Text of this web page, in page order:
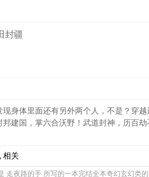
封疆
身体里面还有另外两个人，不是？穿
建国，掌六合沃野！武道封神，历百
相关
走夜路的手 所写的一本完结全本奇幻玄幻类的